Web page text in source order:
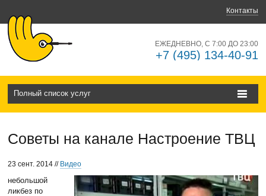
Контакты
ЕЖЕДНЕВНО, С 7:00 ДО 23:00
+7 (495) 134-40-91
Полный список услуг
Советы на канале Настроение ТВЦ
23 сент. 2014 // Видео
небольшой
ликбез по